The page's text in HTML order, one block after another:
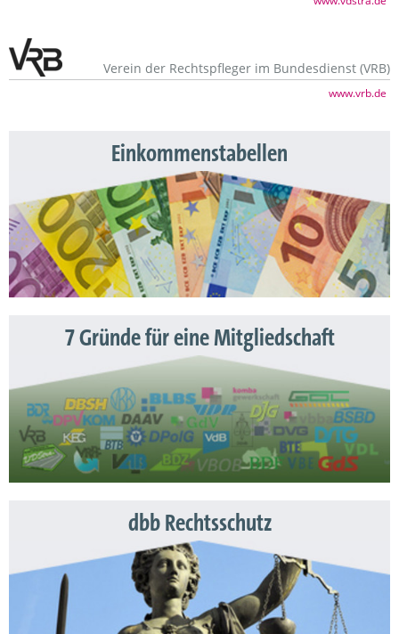
Verein der Rechtspfleger im Bundesdienst (VRB)
www.vrb.de
Einkommenstabellen
7 Gründe für eine Mitgliedschaft
dbb Rechtsschutz